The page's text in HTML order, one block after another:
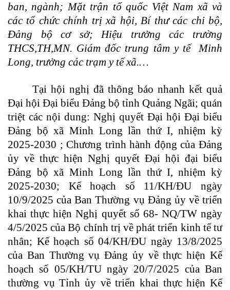
ban, ngành; Mặt trận tổ quốc Việt Nam xã và
các tổ chức chính trị xã hội, Bí thư các chi bộ,
Đảng bộ cơ sở; Hiệu trưởng các trường
THCS,TH,MN. Giám đốc trung tâm y tế Minh
Long, trưởng các trạm y tế xã.…
Tại hội nghị đã thông báo nhanh kết quả
Đại hội Đại biểu Đảng bộ tỉnh Quảng Ngãi; quán
triệt các nội dung: Nghị quyết Đại hội Đại biểu
Đảng bộ xã Minh Long lần thứ I, nhiệm kỳ
2025-2030 ; Chương trình hành động của Đảng
ủy về thực hiện Nghị quyết Đại hội đại biểu
Đảng bộ xã Minh Long lần thứ I, nhiệm kỳ
2025-2030; Kế hoạch số 11/KH/ĐU ngày
10/9/2025 của Ban Thường vụ Đảng ủy về triển
khai thực hiện Nghị quyết số 68- NQ/TW ngày
4/5/2025 của Bộ chính trị về phát triển kinh tế tư
nhân; Kế hoạch số 04/KH/ĐU ngày 13/8/2025
của Ban Thường vụ Đảng ủy về thực hiện Kế
hoạch số 05/KH/TU ngày 20/7/2025 của Ban
thường vụ Tỉnh ủy về triển khai thực hiện Kế